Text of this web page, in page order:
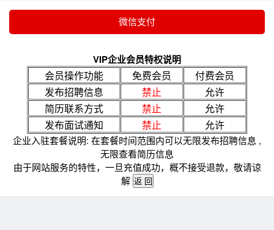
VIP企业会员特权说明
会员操作功能 免费会员
付费会员
发布招聘信息
禁止
允许
简历联系方式
禁止
允许
发布面试通知
禁止 允许
企业入驻套餐说明: 在套餐时间范围内可以无限发布招聘信息 ,
无限查看简历信息
由于网站服务的特性，一旦充值成功，概不接受退款，敬请谅
解